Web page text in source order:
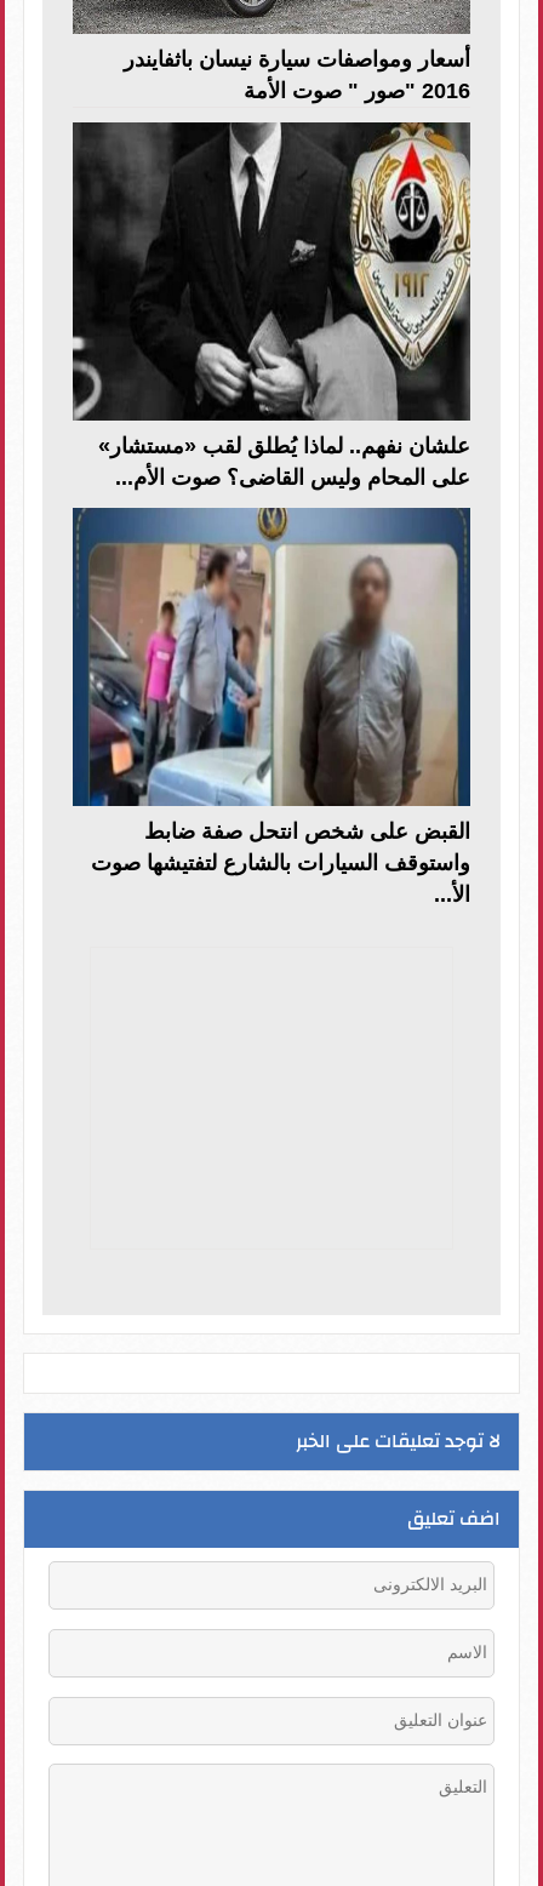
أسعار ومواصفات سيارة نيسان باثفايندر
2016 "صور " صوت الأمة
علشان نفهم.. لماذا يُطلق لقب «مستشار»
على المحام وليس القاضى؟ صوت الأم...
القبض على شخص انتحل صفة ضابط
واستوقف السيارات بالشارع لتفتيشها صوت
الأ...
لا توجد تعليقات على الخبر
اضف تعليق